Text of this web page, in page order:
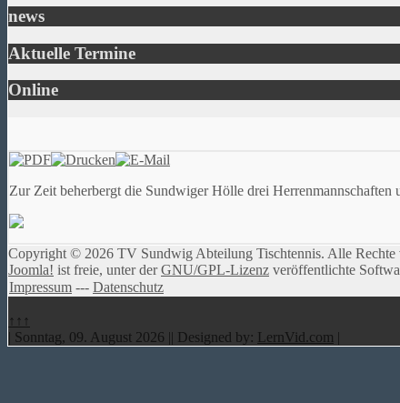
news
Aktuelle Termine
Online
Zur Zeit beherbergt die Sundwiger Hölle drei Herrenmannschaften
Copyright © 2026 TV Sundwig Abteilung Tischtennis. Alle Rechte
Joomla! ist freie, unter derGNU/GPL-Lizenz veröffentlichte
Impressum --- Datenschutz
↑↑↑
| Sonntag, 09. August 2026 || Designed by: LernVid.com |